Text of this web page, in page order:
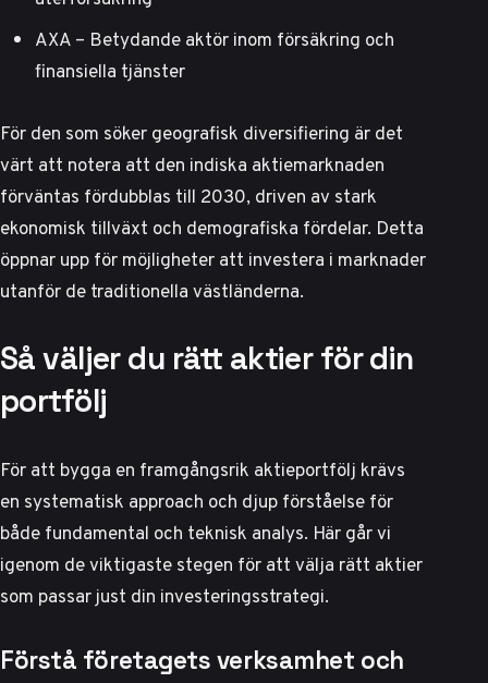
AXA – Betydande aktör inom försäkring och
finansiella tjänster
För den som söker geografisk diversifiering är det
värt att notera att den indiska aktiemarknaden
förväntas fördubblas till 2030, driven av stark
ekonomisk tillväxt och demografiska fördelar. Detta
öppnar upp för möjligheter att investera i marknader
utanför de traditionella västländerna.
Så väljer du rätt aktier för din
portfölj
För att bygga en framgångsrik aktieportfölj krävs
en systematisk approach och djup förståelse för
både fundamental och teknisk analys. Här går vi
igenom de viktigaste stegen för att välja rätt aktier
som passar just din investeringsstrategi.
Förstå företagets verksamhet och